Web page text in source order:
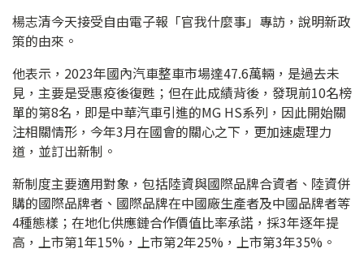
楊志清今天接受自由電子報「官我什麼事」專訪，說明新政
策的由來。
他表示，2023年國內汽車整車市場達47.6萬輛，是過去未
見，主要是受惠疫後復甦；但在此成績背後，發現前10名榜
單的第8名，即是中華汽車引進的MG HS系列，因此開始關
注相關情形，今年3月在國會的關心之下，更加速處理力
道，並訂出新制。
新制度主要適用對象，包括陸資與國際品牌合資者、陸資併
購的國際品牌者、國際品牌在中國廠生產者及中國品牌者等
4種態樣；在地化供應鏈合作價值比率承諾，採3年逐年提
高，上市第1年15%，上市第2年25%，上市第3年35%。